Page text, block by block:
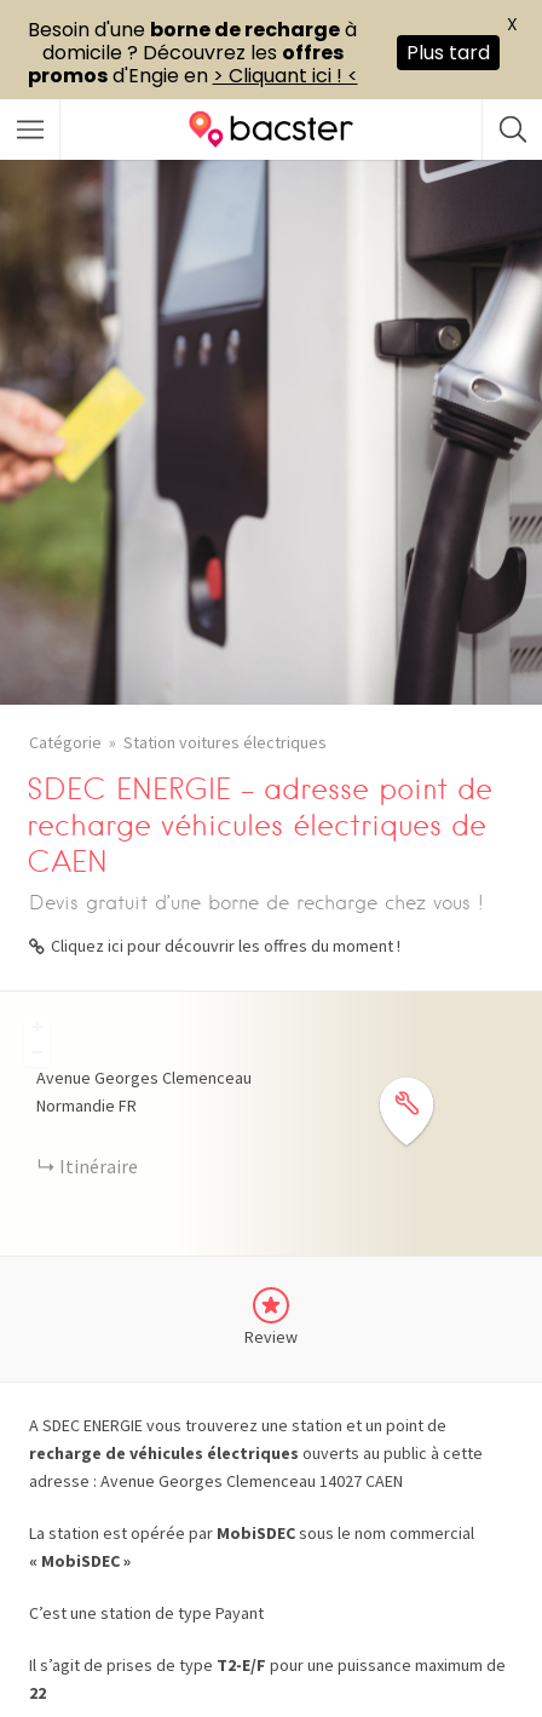
Catégorie Station voitures électriques
SDEC ENERGIE – adresse point de
recharge véhicules électriques de
CAEN
Devis gratuit d’une borne de recharge chez vous !
Cliquez ici pour découvrir les offres du moment !
Avenue Georges Clemenceau
Normandie FR
Itinéraire
Review
A SDEC ENERGIE vous trouverez une station et un point de
recharge de véhicules électriques ouverts au public à cette
adresse : Avenue Georges Clemenceau 14027 CAEN
La station est opérée par MobiSDECsous le nom commercial
« MobiSDEC »
C’est une station de type Payant
Il s’agit de prises de type T2-E/F pour une puissance maximum de
22
Besoin d'une borne de rechargeà
domicile ? Découvrez les offres
promosd'Engie en > Cliquant ici ! <
Plus tard
X